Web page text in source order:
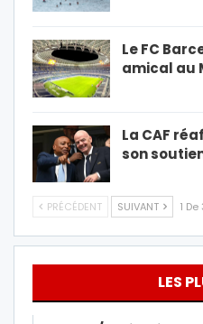
Le FC
amical au
La CAF
son
PRÉCÉDENT SUIVANT 1
LES